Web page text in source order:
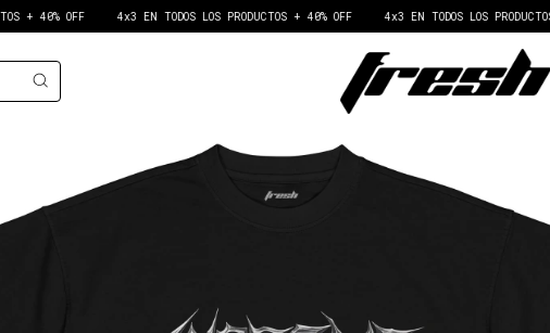
4x3 EN TODOS LOS PRODUCTOS + 40% OFF 4x3 EN TODOS LOS PRODUCTOS + 40% OFF